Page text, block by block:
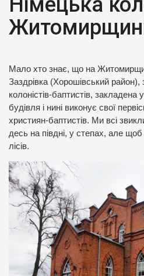
Мало хто знає, що на
Заздрівка (Хорошівський район),
колоністів-баптистів,
будівля і нині виконує свої
християн-баптистів. Ми всі
десь на півдні, у степах, але
лісів.